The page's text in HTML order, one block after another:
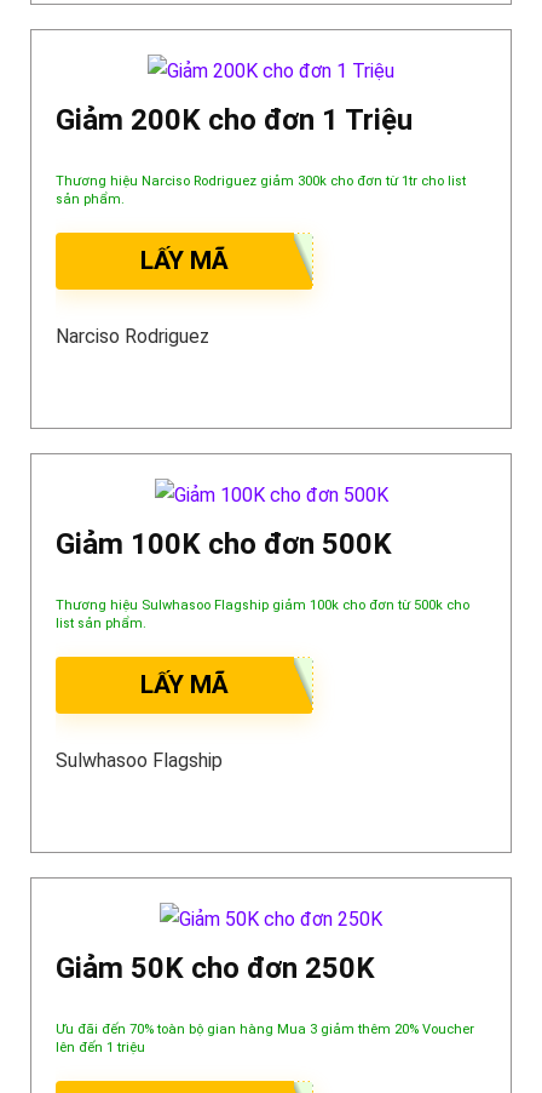
Giảm 200K cho đơn 1 Triệu
Thương hiệu Narciso Rodriguez giảm 300k cho đơn từ 1tr cho list
sản phẩm.
LẤY MÃ
Narciso Rodriguez
Giảm 100K cho đơn 500K
Thương hiệu Sulwhasoo Flagship giảm 100k cho đơn từ 500k cho
list sản phẩm.
LẤY MÃ
Sulwhasoo Flagship
Giảm 50K cho đơn 250K
Ưu đãi đến 70% toàn bộ gian hàng Mua 3 giảm thêm 20% Voucher
lên đến 1 triệu